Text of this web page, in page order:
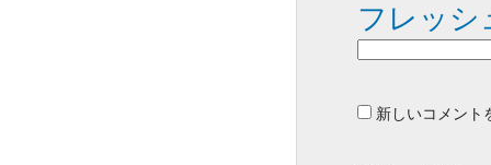
新しいコメント